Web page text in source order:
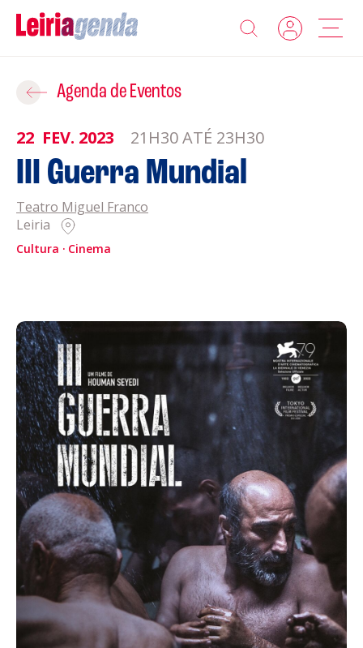
Agenda
Sobre a Leiriagenda
Promotores
Clubes Desportivos
Política de Privacidade
Política de Cookies
Acompanhe a Leiria Agenda
CULTURA
DESPORTO
Agenda de Eventos
22 FEV. 2023 21H30 ATÉ 23H30
III Guerra Mundial
Teatro Miguel Franco
Leiria
Cultura Cinema
Adicionar ao Roteiro
ROTEIROS EXISTENTES
CRIAR NOVO